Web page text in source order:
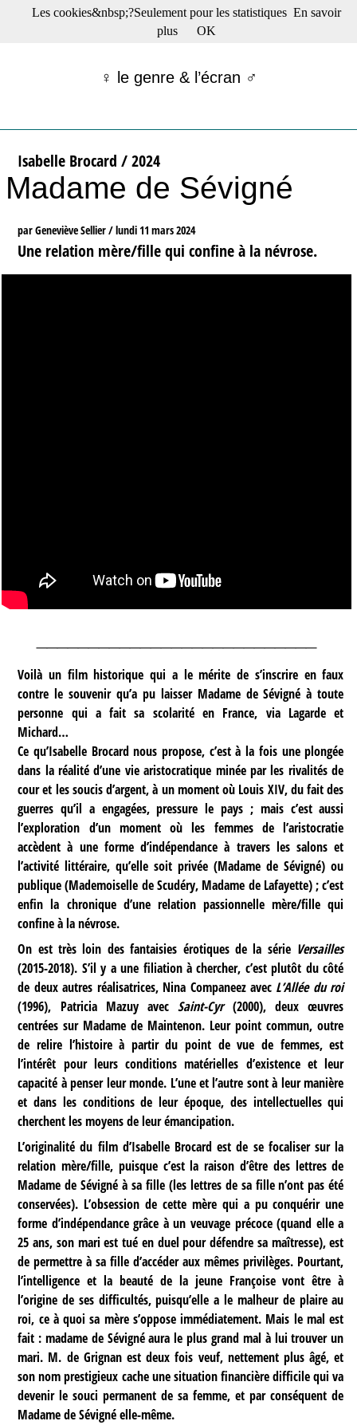
☰ Menu
Films récents
Tribunes
Bloc-notes
Archives
S’abonner à la Lettre !
♀ le genre & l’écran ♂
Isabelle Brocard / 2024
Madame de Sévigné
par Geneviève Sellier /lundi 11 mars 2024
Une relation mère/fille qui confine à la névrose.
Voilà un film historique qui a le mérite de s’inscrire en faux
contre le souvenir qu’a pu laisser Madame de Sévigné à toute
personne qui a fait sa scolarité en France, via Lagarde et
Michard…
Ce qu’Isabelle Brocard nous propose, c’est à la fois une plongée
dans la réalité d’une vie aristocratique minée par les rivalités de
cour et les soucis d’argent, à un moment où Louis XIV, du fait des
guerres qu’il a engagées, pressure le pays ; mais c’est aussi
l’exploration d’un moment où les femmes de l’aristocratie
accèdent à une forme d’indépendance à travers les salons et
l’activité littéraire, qu’elle soit privée (Madame de Sévigné) ou
publique (Mademoiselle de Scudéry, Madame de Lafayette) ; c’est
enfin la chronique d’une relation passionnelle mère/fille qui
confine à la névrose.
On est très loin des fantaisies érotiques de la série Versailles
(2015-2018). S’il y a une filiation à chercher, c’est plutôt du côté
de deux autres réalisatrices, Nina Companeez avec L’Allée du roi
(1996), Patricia Mazuy avecSaint-Cyr(2000), deux œuvres
centrées sur Madame de Maintenon. Leur point commun, outre
de relire l’histoire à partir du point de vue de femmes, est
l’intérêt pour leurs conditions matérielles d’existence et leur
capacité à penser leur monde. L’une et l’autre sont à leur manière
et dans les conditions de leur époque, des intellectuelles qui
cherchent les moyens de leur émancipation.
L’originalité du film d’Isabelle Brocard est de se focaliser sur la
relation mère/fille, puisque c’est la raison d’être des lettres de
Madame de Sévigné à sa fille (les lettres de sa fille n’ont pas été
conservées). L’obsession de cette mère qui a pu conquérir une
forme d’indépendance grâce à un veuvage précoce (quand elle a
25 ans, son mari est tué en duel pour défendre sa maîtresse), est
de permettre à sa fille d’accéder aux mêmes privilèges. Pourtant,
l’intelligence et la beauté de la jeune Françoise vont être à
l’origine de ses difficultés, puisqu’elle a le malheur de plaire au
roi, ce à quoi sa mère s’oppose immédiatement. Mais le mal est
fait : madame de Sévigné aura le plus grand mal à lui trouver un
mari. M. de Grignan est deux fois veuf, nettement plus âgé, et
son nom prestigieux cache une situation financière difficile qui va
devenir le souci permanent de sa femme, et par conséquent de
Madame de Sévigné elle-même.
Les cookies&nbsp;?Seulement pour les statistiques En savoir
plus
OK